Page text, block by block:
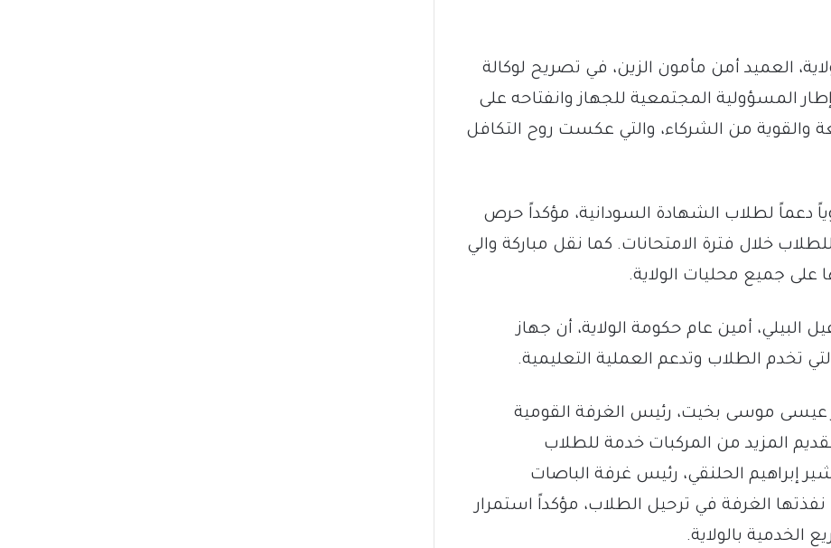
العميد أمن مأمون الزين، في تصريح لوكالة
إطار المسؤولية المجتمعية للجهاز وانفتاحه على
والقوية من الشركاء، والتي عكست روح التكافل
دعماً لطلاب الشهادة السودانية، مؤكداً حرص
خلال فترة الامتحانات. كما نقل مباركة والي
على جميع محليات الولاية.
البيلي، أمين عام حكومة الولاية، أن جهاز
تخدم الطلاب وتدعم العملية التعليمية.
عيسى موسى بخيت، رئيس الغرفة القومية
المزيد من المركبات خدمة للطلاب
إبراهيم الحلنقي، رئيس غرفة الباصات
نفذتها الغرفة في ترحيل الطلاب، مؤكداً استمرار
الخدمية بالولاية.